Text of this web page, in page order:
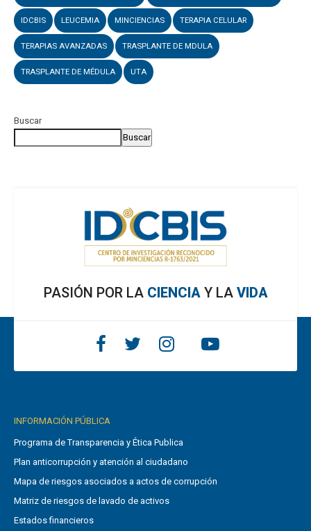
IDCBIS LEUCEMIA MINCIENCIAS TERAPIA CELULAR
TERAPIAS AVANZADAS TRASPLANTE DE MDULA
TRASPLANTE DE MÉDULA UTA
Buscar
Buscar
PASIÓN POR LA CIENCIAY LA VIDA
INFORMACIÓN PÚBLICA
Programa de Transparencia y Ética Publica
Plan anticorrupción y atención al ciudadano
Mapa de riesgos asociados a actos de corrupción
Matriz de riesgos de lavado de activos
Estados financieros